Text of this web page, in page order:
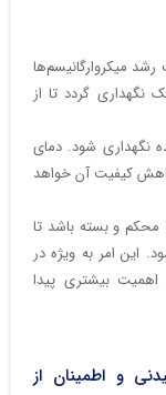
میکروارگانیسم‌ها
نگهداری گردد تا از
نگهداری شود. دمای
کیفیت آن خواهد
محکم و بسته باشد تا
این امر به ویژه در
بیشتری پیدا
و اطمینان از